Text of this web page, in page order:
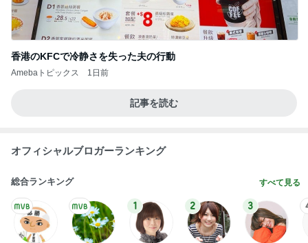
香港のKFCで冷静さを失った夫の行動
Amebaトピックス 1日前
記事を読む
オフィシャルブロガーランキング
総合ランキング すべて見る
1 2 3